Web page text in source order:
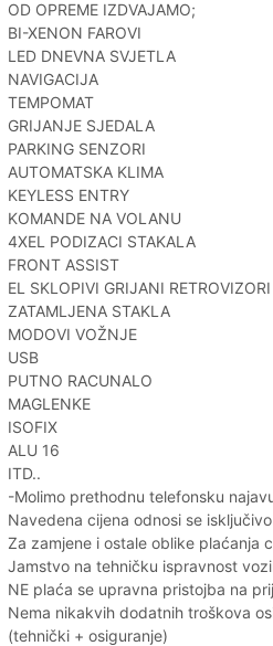
OD OPREME IZDVAJAMO;
BI-XENON FAROVI
LED DNEVNA SVJETLA
NAVIGACIJA
TEMPOMAT
GRIJANJE SJEDALA
PARKING SENZORI
AUTOMATSKA KLIMA
KEYLESS ENTRY
KOMANDE NA VOLANU
4XEL PODIZACI STAKALA
FRONT ASSIST
EL SKLOPIVI GRIJANI RETROVIZORI
ZATAMLJENA STAKLA
MODOVI VOŽNJE
USB
PUTNO RACUNALO
MAGLENKE
ISOFIX
ALU 16
ITD..
-Molimo prethodnu telefonsku
Navedena cijena odnosi se
Za zamjene i ostale oblike plaćanja
Jamstvo na tehničku ispravnost
NE plaća se upravna pristojba na
Nema nikakvih dodatnih troškova
(tehnički + osiguranje)